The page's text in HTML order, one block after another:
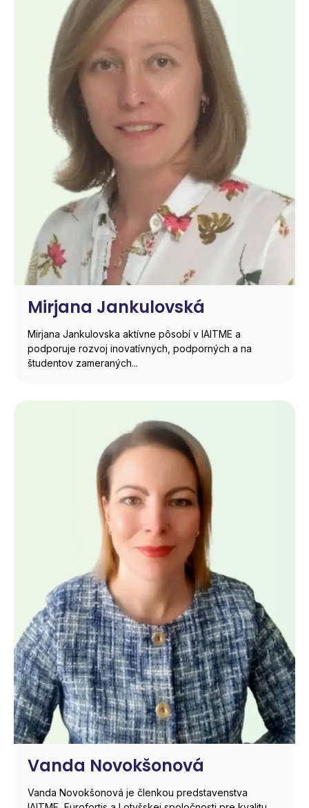
Mirjana Jankulovská
Mirjana Jankulovska aktívne pôsobí v IAITME a
podporuje rozvoj inovatívnych, podporných a na
študentov zameraných...
Vanda Novokšonová
Vanda Novokšonová je členkou predstavenstva